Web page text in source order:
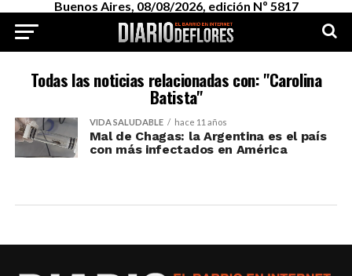
Buenos Aires, 08/08/2026, edición Nº 5817
Todas las noticias relacionadas con: "Carolina
Batista"
VIDA SALUDABLE hace 11 años
Mal de Chagas: la Argentina es el país
con más infectados en América